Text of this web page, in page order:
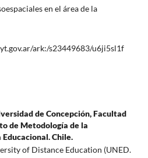
en el área de la
ark:/s23449683/u6ji5sl1f
de Concepción, Facultad
de Metodología de la
Chile.
of Distance Education (UNED.